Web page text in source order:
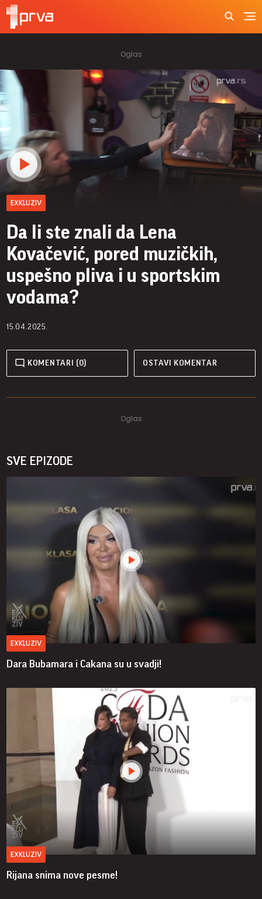
EXKLUZIV
Da li ste znali da Lena
Kovačević, pored muzičkih,
uspešno pliva i u sportskim
vodama?
15.04.2025.
KOMENTARI (0) OSTAVI KOMENTAR
SVE EPIZODE
EXKLUZIV
Dara Bubamara i Cakana su u svadji!
EXKLUZIV
Rijana snima nove pesme!